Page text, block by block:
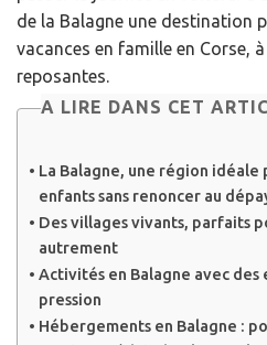
de la Balagne une destination
vacances en famille en Corse,
reposantes.
A LIRE DANS CET
La Balagne, une région idéale
enfants sans renoncer au
Des villages vivants, parfaits
autrement
Activités en Balagne avec des
pression
Hébergements en Balagne :